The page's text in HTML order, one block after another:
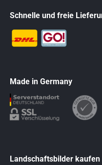
Schnelle und freie
Made in Germany
Landschaftsbilder kaufen